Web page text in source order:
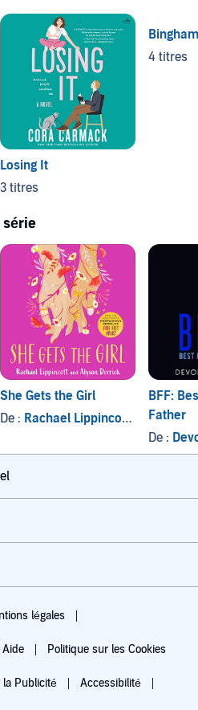
Losing It
3 titres
4 titres
série
She Gets the Girl
De : Rachael Lippincott , et autres
BFF:
Father
De :
légales
Aide Politique sur les Cookies
la Publicité Accessibilité